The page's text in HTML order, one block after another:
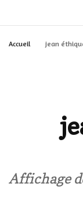
Accueil jean
Affichage